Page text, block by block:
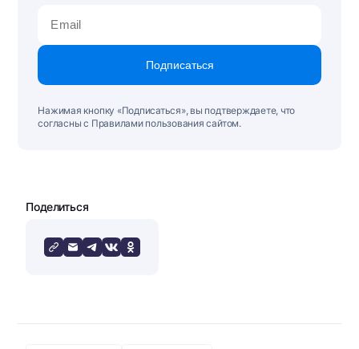
Подписаться
Нажимая кнопку «Подписаться», вы подтверждаете, что
согласны с Правилами пользования сайтом.
Поделиться